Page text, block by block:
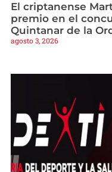
El criptanense
premio en el
Quintanar de la
agosto 3, 2026